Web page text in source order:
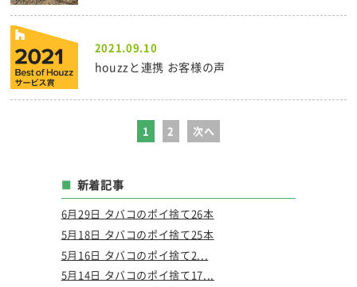
2021.09.10
houzzと連携 お客様の声
1 2 次へ
新着記事
6月29日 タバコのポイ捨て26本
5月18日 タバコのポイ捨て25本
5月16日 タバコのポイ捨て2...
5月14日 タバコのポイ捨て17...